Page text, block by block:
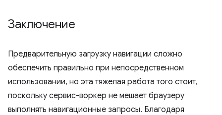
Заключение
Предварительную загрузку навигации сложно
обеспечить правильно при непосредственном
использовании, но эта тяжелая работа того стоит,
поскольку сервис-воркер не мешает браузеру
выполнять навигационные запросы. Благодаря